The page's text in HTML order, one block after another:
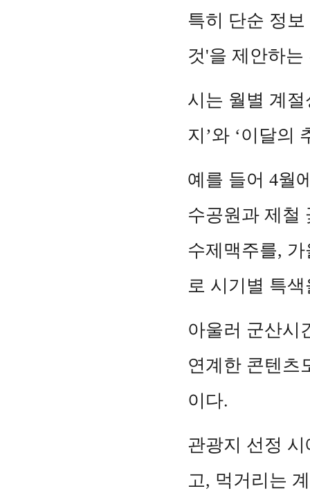
특히 단순 정
것'을 제안하
시는 월별 계
지’와 ‘이달의
예를 들어 4월
수공원과 제철
수제맥주를,
로 시기별 특
아울러 군산시
연계한 콘텐츠
이다.
관광지 선정
고, 먹거리는